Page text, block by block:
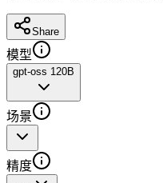
Share
模型
gpt-oss 120B
场景
精度